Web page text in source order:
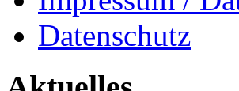
Datenschutz